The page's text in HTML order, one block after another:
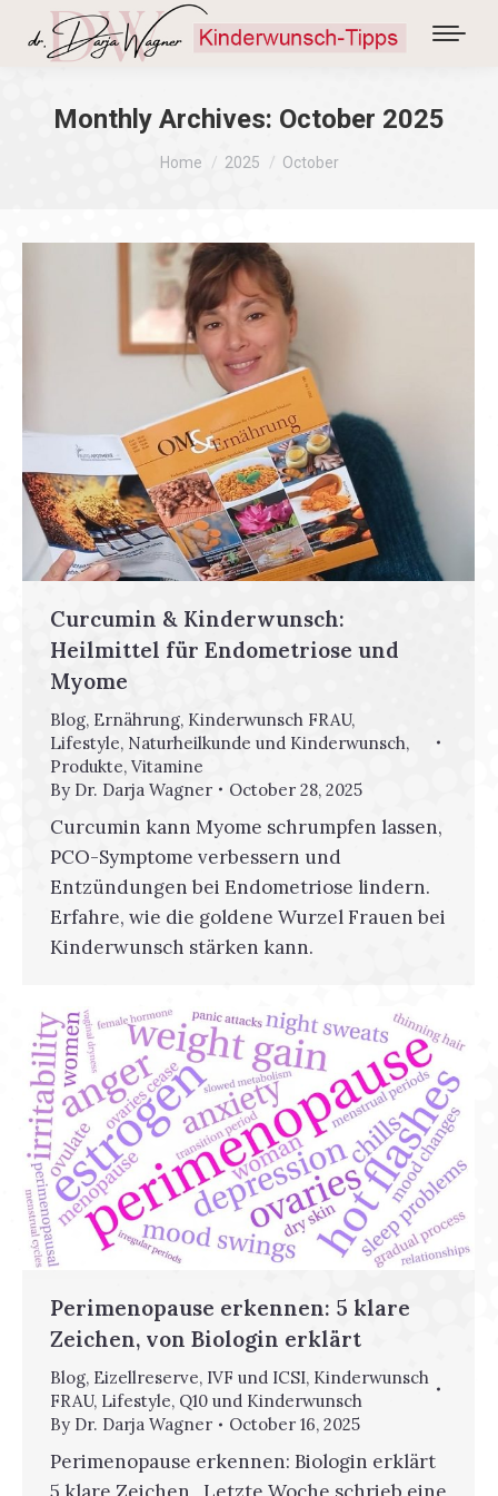
Monthly Archives: October 2025
You are here:
Home 2025 October
Curcumin & Kinderwunsch:
Heilmittel für Endometriose und
Myome
Blog, Ernährung, Kinderwunsch FRAU,
Lifestyle, Naturheilkunde und Kinderwunsch,
Produkte, Vitamine
By Dr. Darja Wagner October 28, 2025
Curcumin kann Myome schrumpfen lassen,
PCO-Symptome verbessern und
Entzündungen bei Endometriose lindern.
Erfahre, wie die goldene Wurzel Frauen bei
Kinderwunsch stärken kann.
Perimenopause erkennen: 5 klare
Zeichen, von Biologin erklärt
Blog, Eizellreserve, IVF und ICSI, Kinderwunsch
FRAU, Lifestyle, Q10 und Kinderwunsch
By Dr. Darja Wagner October 16, 2025
Perimenopause erkennen: Biologin erklärt